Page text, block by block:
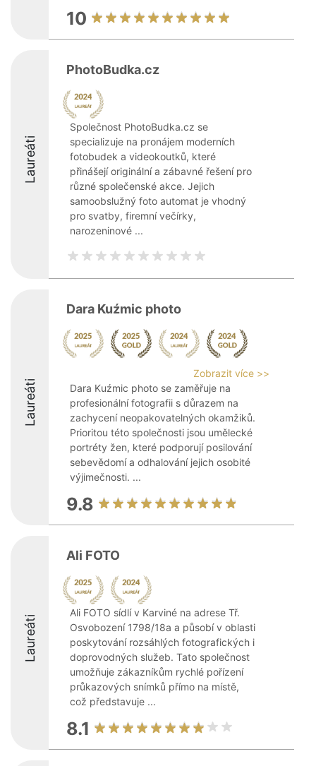
10
Laureáti
PhotoBudka.cz
Společnost PhotoBudka.cz se
specializuje na pronájem moderních
fotobudek a videokoutků, které
přinášejí originální a zábavné řešení pro
různé společenské akce. Jejich
samoobslužný foto automat je vhodný
pro svatby, firemní večírky,
narozeninové ...
Laureáti
Dara Kuźmic photo
Zobrazit více >>
Dara Kuźmic photo se zaměřuje na
profesionální fotografii s důrazem na
zachycení neopakovatelných okamžiků.
Prioritou této společnosti jsou umělecké
portréty žen, které podporují posilování
sebevědomí a odhalování jejich osobité
výjimečnosti. ...
9.8
Laureáti
Ali FOTO
Ali FOTO sídlí v Karviné na adrese Tř.
Osvobození 1798/18a a působí v oblasti
poskytování rozsáhlých fotografických i
doprovodných služeb. Tato společnost
umožňuje zákazníkům rychlé pořízení
průkazových snímků přímo na místě,
což představuje ...
8.1